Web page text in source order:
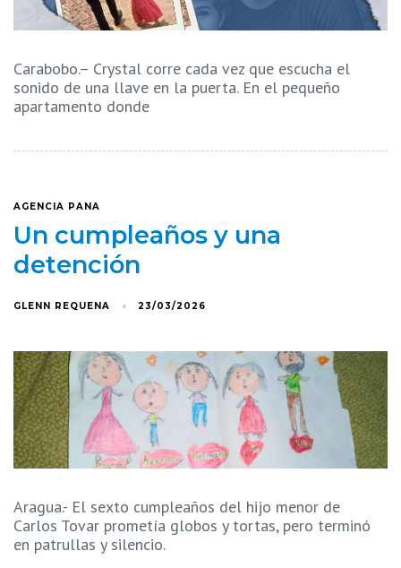
Carabobo.– Crystal corre cada vez que escucha el
sonido de una llave en la puerta. En el pequeño
apartamento donde
AGENCIA PANA
Un cumpleaños y una
detención
GLENN REQUENA 23/03/2026
Aragua.- El sexto cumpleaños del hijo menor de
Carlos Tovar prometía globos y tortas, pero terminó
en patrullas y silencio.